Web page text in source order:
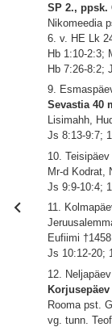
SP 2., ppsk.
Nikomeedia
6. v. HE Lk
Hb 1:10-2:3;
Hb 7:26-8:2;
9.
Sevastia 40
Lisimahh,
Js 8:13-9:7;
10. Teisipäev
Mr-d Kodrat,
Js 9:9-10:4;
11.
Eufiimi †1458
Js 10:12-20;
12. Neljapäev
Korjusepäev
Rooma pst.
vg. tunn.